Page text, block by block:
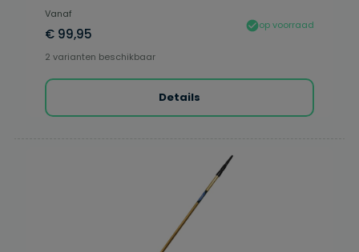
Vanaf
€ 99,95
op voorraad
2 varianten beschikbaar
Details